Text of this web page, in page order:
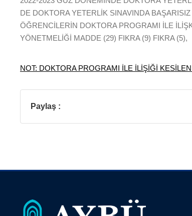
DE DOKTORA YETERLİK SINAVINDA
ÖĞRENCİLERİN DOKTORA PROGRAMI İLE
YÖNETMELİĞİ MADDE (29) FIKRA (9) FIKRA (5),
NOT: DOKTORA PROGRAMI İLE İLİŞİĞİ
Paylaş :